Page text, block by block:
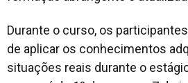
Durante o curso, os
de aplicar os conhecimentos
situações reais durante o